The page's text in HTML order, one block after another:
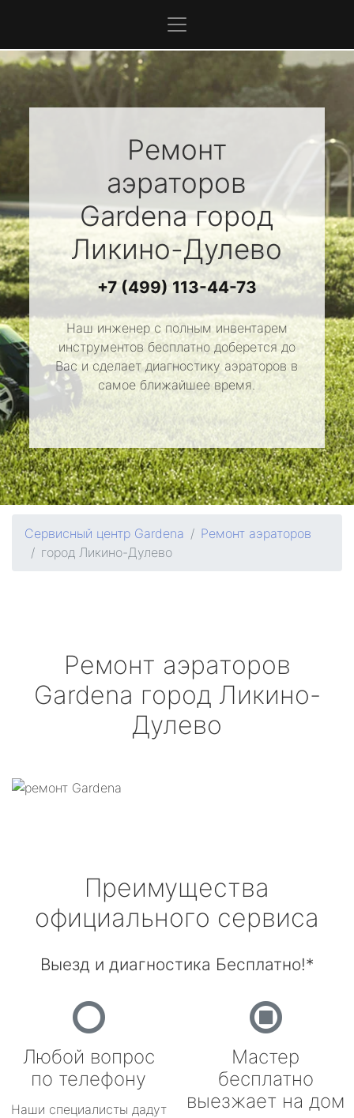
Ремонт
аэраторов
Gardenaгород
Ликино-Дулево
+7 (499) 113-44-73
Наш инженер с полным инвентарем
инструментов бесплатно доберется до
Вас и сделает диагностику аэраторов в
самое ближайшее время.
Сервисный центр Gardena
Ремонт аэраторов
город Ликино-Дулево
Ремонт аэраторов
Gardena город Ликино-
Дулево
Преимущества
официального сервиса
Выезд и диагностика Бесплатно!*
Любой вопрос
по телефону
Наши специалисты дадут
Мастер
бесплатно
выезжает на дом